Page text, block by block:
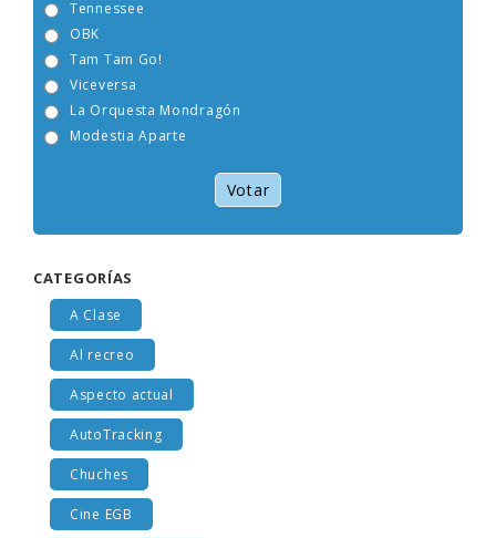
Tennessee
OBK
Tam Tam Go!
Viceversa
La Orquesta Mondragón
Modestia Aparte
Votar
CATEGORÍAS
A Clase
Al recreo
Aspecto actual
AutoTracking
Chuches
Cine EGB